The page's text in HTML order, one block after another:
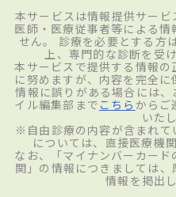
るため、気になる症
受診することが大切
予防
出産経験がない（少
順 、エストロゲン製
のほかに、高血圧、
本サービスは情報提供サー
医師・医療従事者等による
せん。 診療を必要とする方
上、専門的な診断を受
本サービスで提供する情報
に努めますが、内容を完全に
情報に誤りがある場合には
イル編集部まで こちら からご
いた
※自由診療の内容が含まれて
については、直接医療機
なお、「マイナンバーカー
関」の情報につきましては、
情報を掲出